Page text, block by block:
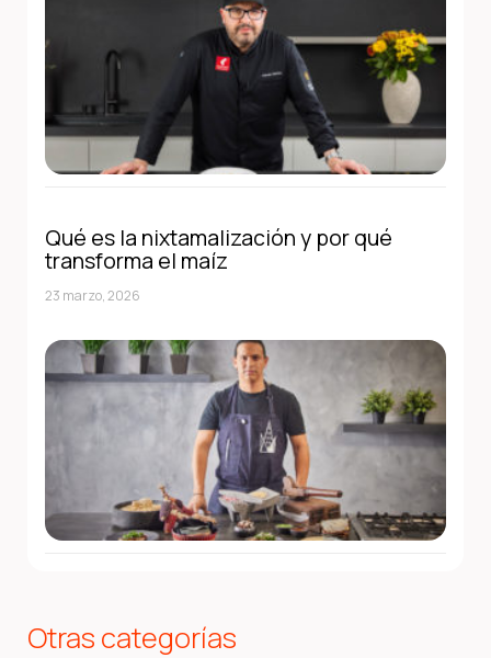
Qué es la nixtamalización y por qué
transforma el maíz
23 marzo, 2026
Otras categorías